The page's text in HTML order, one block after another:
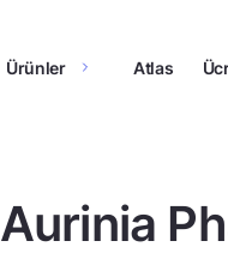
Ürünler Atlas
Aurinia